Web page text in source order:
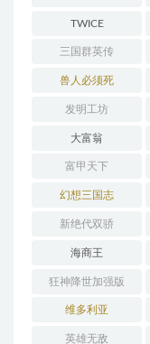
TWICE
三国群英传
兽人必须死
发明工坊
大富翁
富甲天下
幻想三国志
新绝代双骄
海商王
狂神降世加强版
维多利亚
英雄无敌